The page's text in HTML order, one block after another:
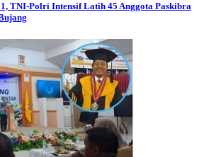
TNI-Polri Intensif Latih 45 Anggota Paskibra